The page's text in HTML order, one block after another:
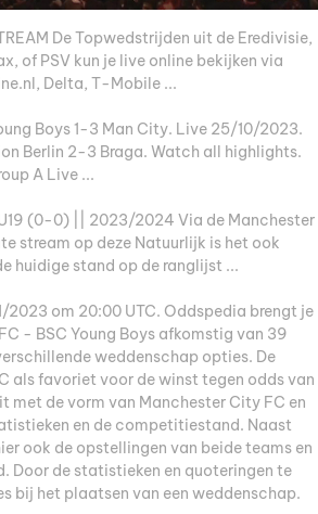
De Topwedstrijden uit de Eredivisie,
of PSV kun je live online bekijken via
Delta, T-Mobile ...
Boys 1-3 Man City. Live 25/10/2023.
Berlin 2-3 Braga. Watch all highlights.
A Live ...
(0-0) || 2023/2024 Via de Manchester
stream op deze Natuurlijk is het ook
huidige stand op de ranglijst ...
2023 om 20:00 UTC. Oddspedia brengt je
- BSC Young Boys afkomstig van 39
weddenschap opties. De
als favoriet voor de winst tegen odds van
met de vorm van Manchester City FC en
en de competitiestand. Naast
ook de opstellingen van beide teams en
Door de statistieken en quoteringen te
bij het plaatsen van een weddenschap.